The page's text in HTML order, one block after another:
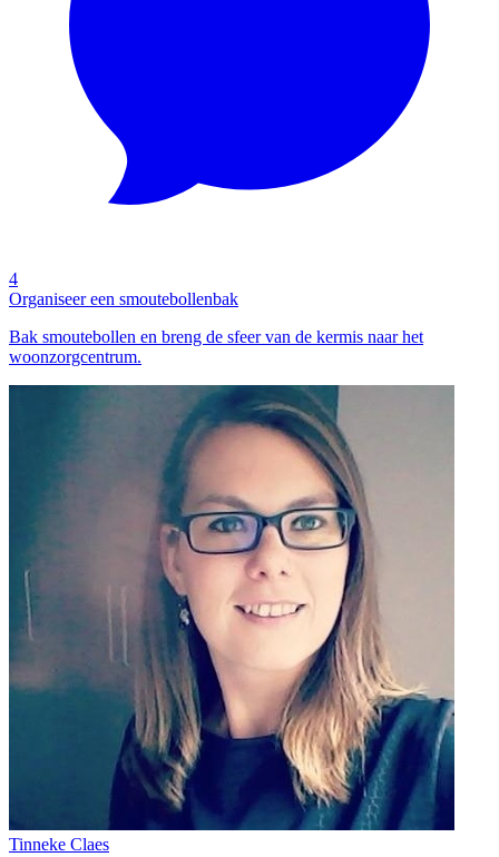
4
Organiseer een smoutebollenbak
Bak smoutebollen en breng de sfeer van de kermis naar het
woonzorgcentrum.
Tinneke Claes